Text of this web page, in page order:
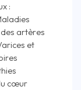
:
artères
et
cœur